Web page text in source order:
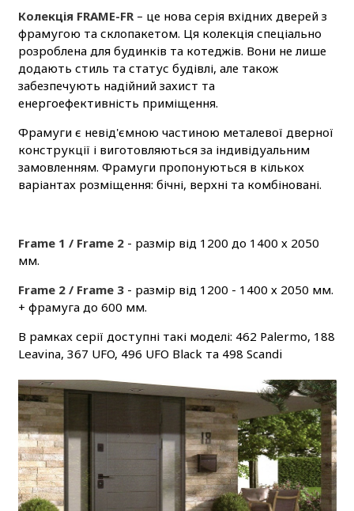
Колекція FRAME-FR– це нова серія вхідних дверей з
фрамугою та склопакетом. Ця колекція спеціально
розроблена для будинків та котеджів. Вони не лише
додають стиль та статус будівлі, але також
забезпечують надійний захист та
енергоефективність приміщення.
Фрамуги є невід'ємною частиною металевої дверної
конструкції і виготовляються за індивідуальним
замовленням. Фрамуги пропонуються в кількох
варіантах розміщення: бічні, верхні та комбіновані.
Frame 1 / Frame 2- размір від 1200 до 1400 х 2050
мм.
Frame 2 / Frame 3- размір від 1200 - 1400 х 2050 мм.
+ фрамуга до 600 мм.
В рамках серії доступні такі моделі: 462 Palermo, 188
Leavina, 367 UFO, 496 UFO Black та 498 Scandi